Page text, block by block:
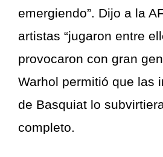
emergiendo”. Dijo a la
artistas “jugaron entre
provocaron con gran
Warhol permitió que las
de Basquiat lo
completo.